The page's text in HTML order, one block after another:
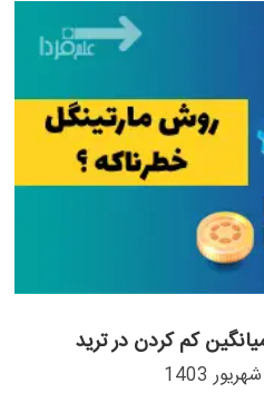
کم کردن در ترید